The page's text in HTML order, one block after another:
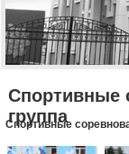
Спортивные
группа
Спортивные